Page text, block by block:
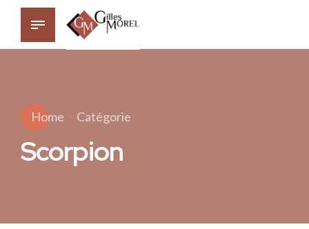
Home Catégorie
Scorpion